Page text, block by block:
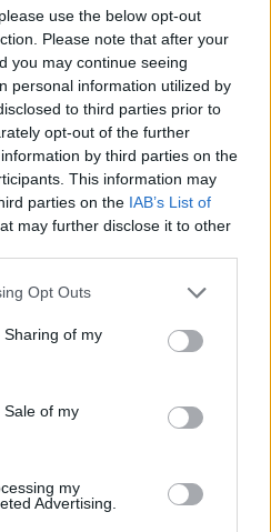
use the below opt-out
Please note that after your
you may continue seeing
personal information utilized by
to third parties prior to
opt-out of the further
by third parties on the
This information may
parties on the IAB’s List of
may further disclose it to other
Opt Outs
of my
of my
my
Advertising.
POUR ELLES
la suite